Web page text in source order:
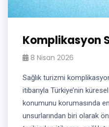
Komplikasyon
8 Nisan 2026
Sağlık turizmi
itibarıyla Türkiye’nin
konumunu korumasında
unsurlarından biri olarak